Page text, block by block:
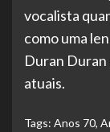
vocalista
como uma
Duran Duran
atuais.
Tags: Anos 70,